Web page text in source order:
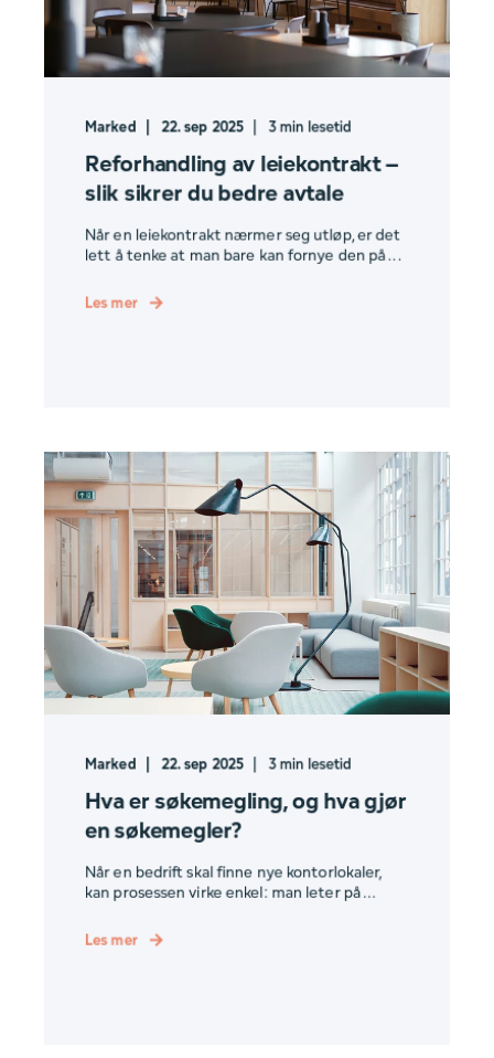
Marked 22. sep 2025 3min lesetid
Reforhandling av leiekontrakt –
slik sikrer du bedre avtale
Når en leiekontrakt nærmer seg utløp, er det
lett å tenke at man bare kan fornye den på ...
Les mer
Marked 22. sep 2025 3min lesetid
Hva er søkemegling, og hva gjør
en søkemegler?
Når en bedrift skal finne nye kontorlokaler,
kan prosessen virke enkel: man leter på ...
Les mer